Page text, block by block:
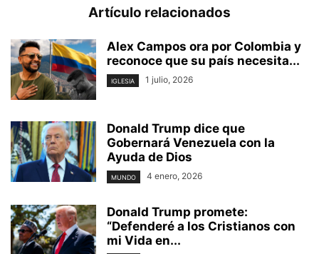
Artículo relacionados
Alex Campos ora por Colombia y
reconoce que su país necesita...
IGLESIA 1 julio, 2026
Donald Trump dice que
Gobernará Venezuela con la
Ayuda de Dios
MUNDO 4 enero, 2026
Donald Trump promete:
“Defenderé a los Cristianos con
mi Vida en...